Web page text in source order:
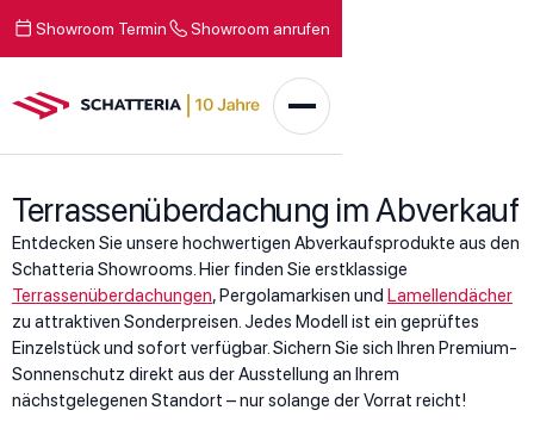
Showroom Termin Showroom anrufen
Terrassenüberdachung im Abverkauf
Entdecken Sie unsere hochwertigen Abverkaufsprodukte aus den
Schatteria Showrooms. Hier finden Sie erstklassige
Terrassenüberdachungen, Pergolamarkisen und Lamellendächer
zu attraktiven Sonderpreisen. Jedes Modell ist ein geprüftes
Einzelstück und sofort verfügbar. Sichern Sie sich Ihren Premium-
Sonnenschutz direkt aus der Ausstellung an Ihrem
nächstgelegenen Standort – nur solange der Vorrat reicht!